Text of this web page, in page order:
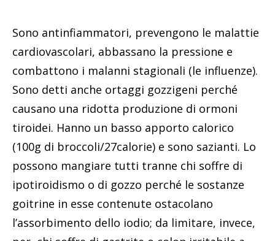
Sono antinfiammatori, prevengono le malattie
cardiovascolari, abbassano la pressione e
combattono i malanni stagionali (le influenze).
Sono detti anche ortaggi gozzigeni perché
causano una ridotta produzione di ormoni
tiroidei. Hanno un basso apporto calorico
(100g di broccoli/27calorie) e sono sazianti. Lo
possono mangiare tutti tranne chi soffre di
ipotiroidismo o di gozzo perché le sostanze
goitrine in esse contenute ostacolano
l’assorbimento dello iodio; da limitare, invece,